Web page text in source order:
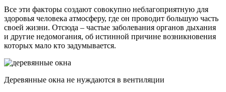
Все эти факторы создают совокупно неблагоприятную для
здоровья человека атмосферу, где он проводит большую часть
своей жизни. Отсюда – частые заболевания органов дыхания
и другие недомогания, об истинной причине возникновения
которых мало кто задумывается.
Деревянные окна не нуждаются в вентиляции